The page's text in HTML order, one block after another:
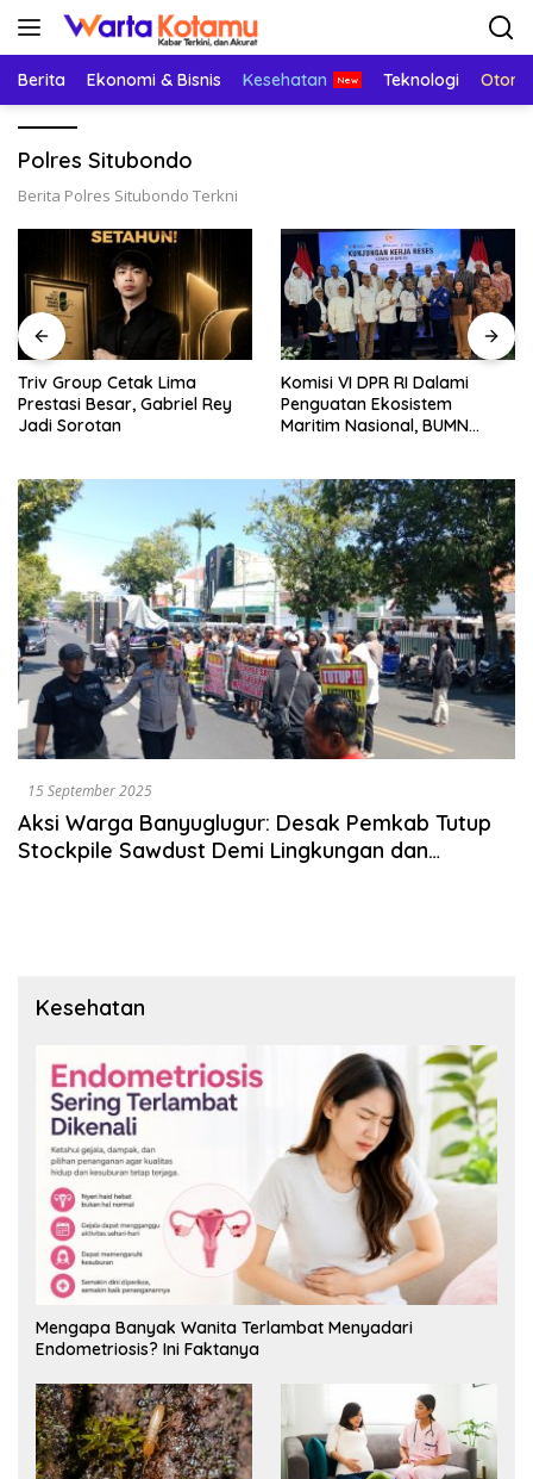
Langsung
Berita Ekonomi & Bisnis Kesehatan Teknologi
Polres Situbondo
Berita Polres Situbondo Terkni
Triv Group Cetak Lima
Prestasi Besar, Gabriel Rey
Jadi Sorotan
Komisi VI DPR RI Dalami
Penguatan Ekosistem
Maritim Nasional, BUMN
15 September 2025
Aksi Warga Banyuglugur: Desak Pemkab Tutup
Stockpile Sawdust Demi Lingkungan dan
Kesehatan
Mengapa Banyak Wanita Terlambat Menyadari
Endometriosis? Ini Faktanya